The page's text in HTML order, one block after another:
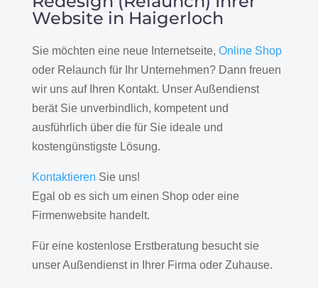
Website in Haigerloch
Sie möchten eine neue Internetseite, Online Shop
oder Relaunch für Ihr Unternehmen? Dann freuen
wir uns auf Ihren Kontakt. Unser Außendienst
berät Sie unverbindlich, kompetent und
ausführlich über die für Sie ideale und
kostengünstigste Lösung.
Kontaktieren Sie uns!
Egal ob es sich um einen Shop oder eine
Firmenwebsite handelt.
Für eine kostenlose Erstberatung besucht sie
unser Außendienst in Ihrer Firma oder Zuhause.